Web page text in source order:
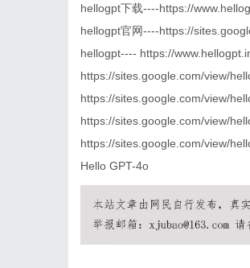
hellogpt下载----https://
hellogpt官网----https://
hellogpt---- https://
https://sites.google.com/view/
https://sites.google.com/view/
https://sites.google.com/view/
https://sites.google.com/view/
Hello GPT-4o